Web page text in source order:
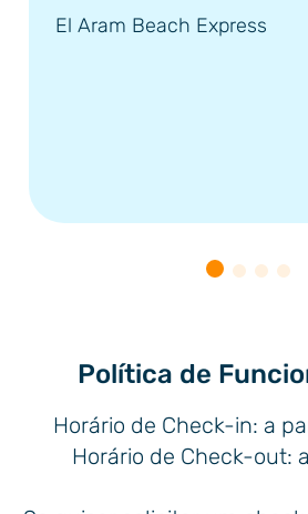
El Aram Beach Express
Política de
Horário de Check-in: a
Horário de Check-out: